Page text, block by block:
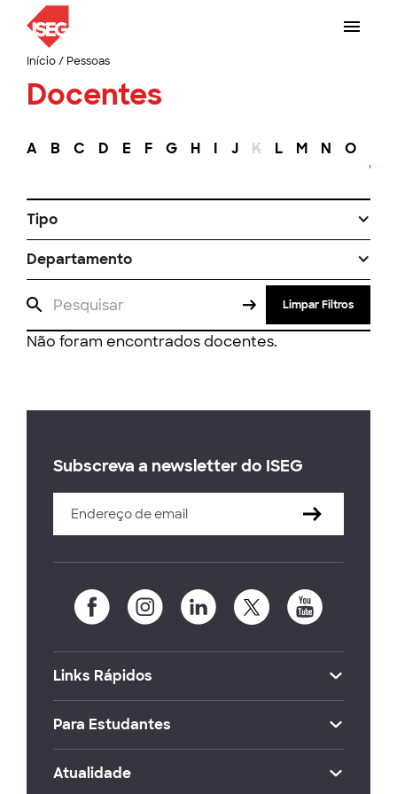
Início/ Pessoas
Docentes
A B C D E F G H I J K L M N O
Tipo
Departamento
Limpar Filtros
Não foram encontrados docentes.
Subscreva a newsletter do ISEG
Links Rápidos
Para Estudantes
Atualidade